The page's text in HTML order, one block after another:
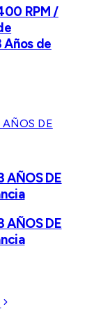
RPM /
de
AÑOS DE
AÑOS DE